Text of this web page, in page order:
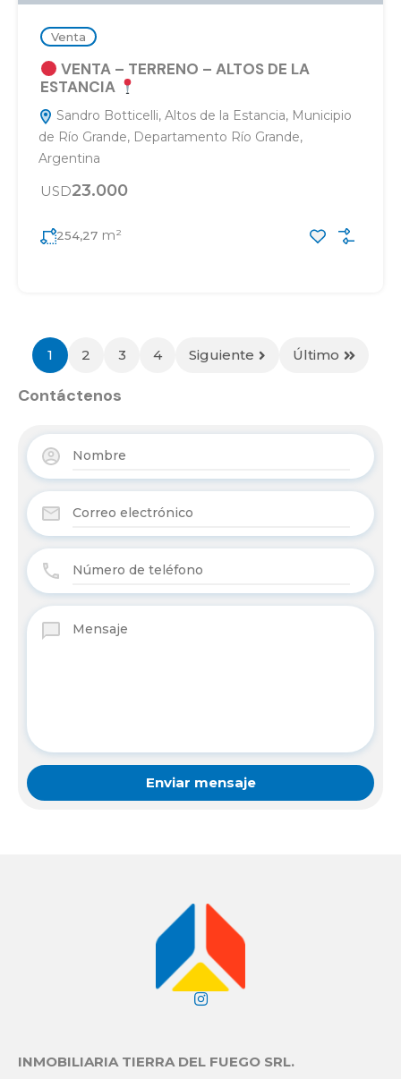
Venta
VENTA – TERRENO – ALTOS DE LA
ESTANCIA
Sandro Botticelli, Altos de la Estancia, Municipio
de Río Grande, Departamento Río Grande,
Argentina
USD23.000
254,27 m²
1 2 3 4 Siguiente Último
Contáctenos
INMOBILIARIA TIERRA DEL FUEGO SRL.